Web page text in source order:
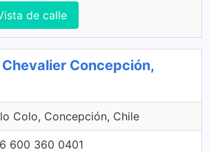
de calle
Concepción,
Colo, Concepción, Chile
600 360 0401